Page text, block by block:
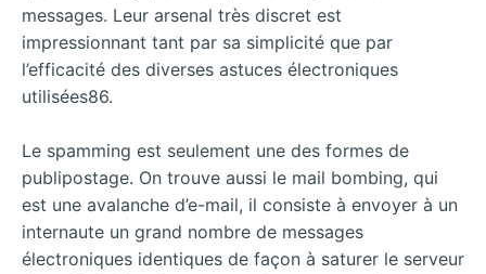
messages. Leur arsenal très discret est
impressionnant tant par sa simplicité que par
l’efficacité des diverses astuces électroniques
utilisées86.
Le spamming est seulement une des formes de
publipostage. On trouve aussi le mail bombing, qui
est une avalanche d’e-mail, il consiste à envoyer à un
internaute un grand nombre de messages
électroniques identiques de façon à saturer le serveur